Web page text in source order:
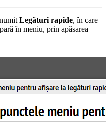
Legături rapide, în care
în meniu, prin apăsarea